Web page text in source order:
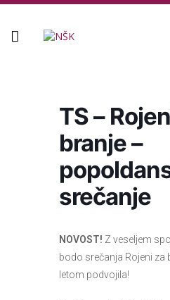
TS –
branje –
srečanje
NOVOST! Z veseljem
bodo srečanja Rojeni za
letom podvojila!